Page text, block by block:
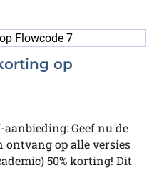
op
aanbieding: Geef nu de
ontvang op alle versies
50% korting! Dit